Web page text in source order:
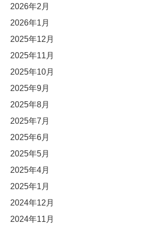
2026年2月
2026年1月
2025年12月
2025年11月
2025年10月
2025年9月
2025年8月
2025年7月
2025年6月
2025年5月
2025年4月
2025年1月
2024年12月
2024年11月